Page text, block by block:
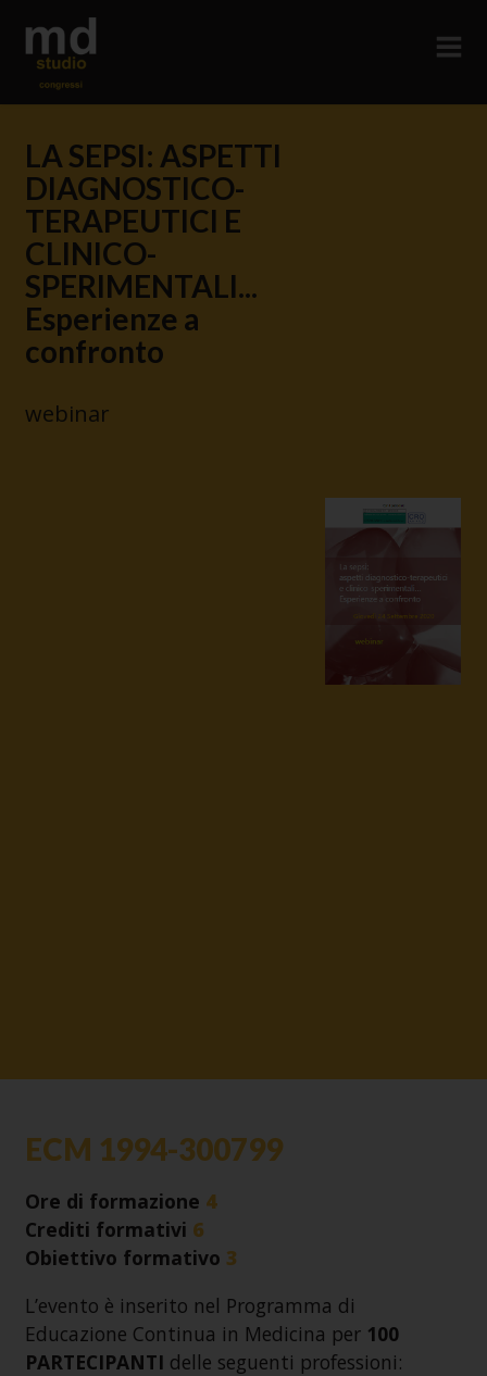
LA SEPSI: ASPETTI
DIAGNOSTICO-
TERAPEUTICI E
CLINICO-
SPERIMENTALI...
Esperienze a
confronto
webinar
ECM 1994-300799
Ore di formazione 4
Crediti formativi 6
Obiettivo formativo 3
L’evento è inserito nel Programma di
Educazione Continua in Medicina per 100
PARTECIPANTI delle seguenti professioni: